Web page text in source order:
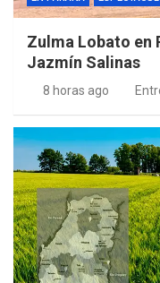
Zulma Lobato en
Jazmín Salinas
8 horas ago